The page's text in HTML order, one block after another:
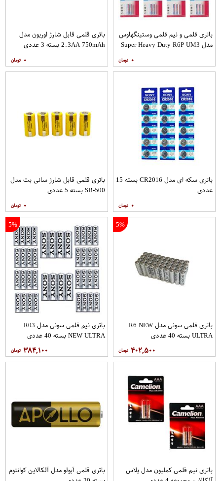
باتری قلمی و نیم قلمی وستینگهاوس
مدل Super Heavy Duty R6P UM3
۰
باتری قلمی قابل شارژ اوریون مدل
2.3AA 750mAh بسته 3 عددی
۰
باتری سکه ای مدل CR2016 بسته 15
عددی
۰
باتری قلمی قابل شارژ سانی بت مدل
SB-500 بسته 5 عددی
۰
5%
باتری قلمی سونی مدل R6 NEW
ULTRA بسته 40 عددی
۴۰۲,۵۰۰
5%
باتری نیم قلمی سونی مدل R03
NEW ULTRA بسته 40 عددی
۳۸۴,۱۰۰
باتری نیم قلمی کملیون مدل پلاس
باتری قلمی آپولو مدل آلکالاین کوانتوم